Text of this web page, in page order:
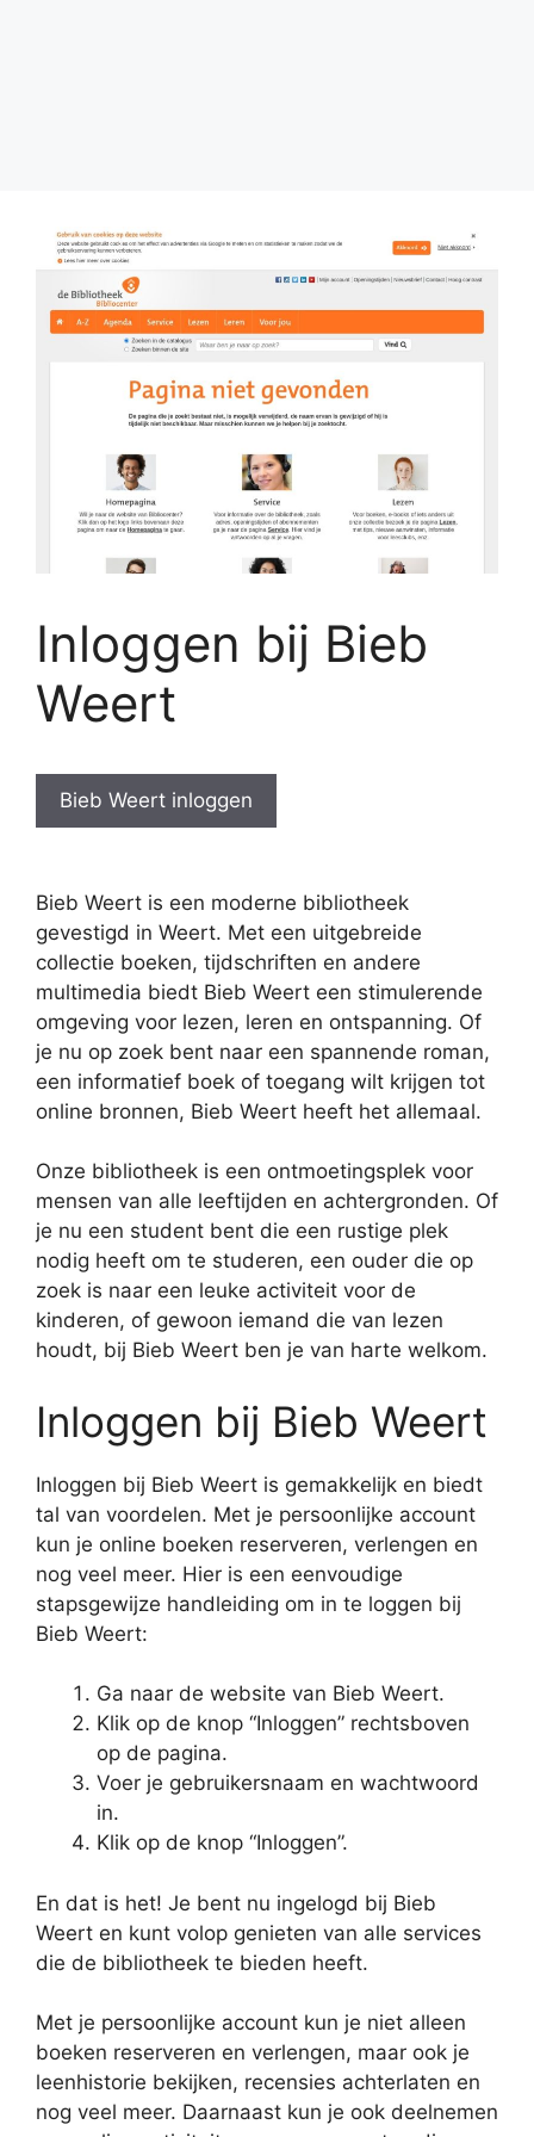
Inloggen bij Bieb
Weert
Bieb Weert inloggen
Bieb Weert is een moderne bibliotheek
gevestigd in Weert. Met een uitgebreide
collectie boeken, tijdschriften en andere
multimedia biedt Bieb Weert een stimulerende
omgeving voor lezen, leren en ontspanning. Of
je nu op zoek bent naar een spannende roman,
een informatief boek of toegang wilt krijgen tot
online bronnen, Bieb Weert heeft het allemaal.
Onze bibliotheek is een ontmoetingsplek voor
mensen van alle leeftijden en achtergronden. Of
je nu een student bent die een rustige plek
nodig heeft om te studeren, een ouder die op
zoek is naar een leuke activiteit voor de
kinderen, of gewoon iemand die van lezen
houdt, bij Bieb Weert ben je van harte welkom.
Inloggen bij Bieb Weert
Inloggen bij Bieb Weert is gemakkelijk en biedt
tal van voordelen. Met je persoonlijke account
kun je online boeken reserveren, verlengen en
nog veel meer. Hier is een eenvoudige
stapsgewijze handleiding om in te loggen bij
Bieb Weert:
Ga naar de website van Bieb Weert.
Klik op de knop “Inloggen” rechtsboven
op de pagina.
Voer je gebruikersnaam en wachtwoord
in.
Klik op de knop “Inloggen”.
En dat is het! Je bent nu ingelogd bij Bieb
Weert en kunt volop genieten van alle services
die de bibliotheek te bieden heeft.
Met je persoonlijke account kun je niet alleen
boeken reserveren en verlengen, maar ook je
leenhistorie bekijken, recensies achterlaten en
nog veel meer. Daarnaast kun je ook deelnemen